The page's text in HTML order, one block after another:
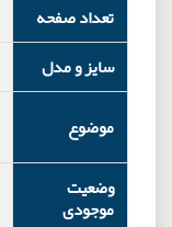
تعداد صفحه
سایز و مدل
موضوع
وضعیت
موجودی